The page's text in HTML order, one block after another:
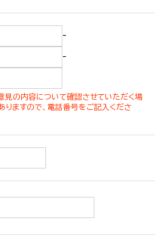
-
-
見の内容について確認させていただく場
りますので、電話番号をご記入くださ